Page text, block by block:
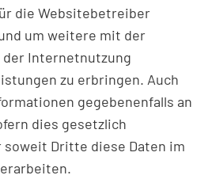
die Websitebetreiber
um weitere mit der
Internetnutzung
zu erbringen. Auch
gegebenenfalls an
dies gesetzlich
Dritte diese Daten im